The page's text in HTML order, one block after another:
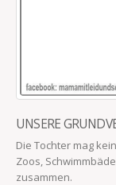
UNSERE
Die Tochter mag
Zoos,
zusammen.